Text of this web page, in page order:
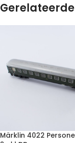
Märklin 4022